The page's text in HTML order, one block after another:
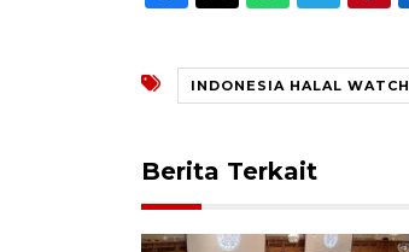
INDONESIA HALAL WATCH
Berita Terkait